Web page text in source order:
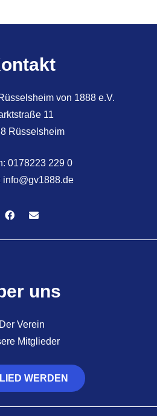
von 1888 e.V.
11
Rüsselsheim
0178223 229 0
info@gv1888.de
uns
Der Verein
Mitglieder
WERDEN